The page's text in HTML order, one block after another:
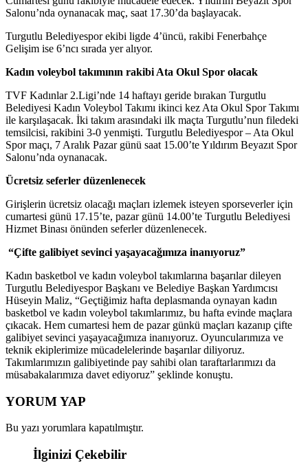
Salonu’nda oynanacak maç, saat 17.30’da başlayacak.
Turgutlu Belediyespor ekibi ligde 4’üncü, rakibi Fenerbahçe
Gelişim ise 6’ncı sırada yer alıyor.
Kadın voleybol takımının rakibi Ata Okul Spor olacak
TVF Kadınlar 2.Ligi’nde 14 haftayı geride bırakan Turgutlu
Belediyesi Kadın Voleybol Takımı ikinci kez Ata Okul Spor Takımı
ile karşılaşacak. İki takım arasındaki ilk maçta Turgutlu’nun filedeki
temsilcisi, rakibini 3-0 yenmişti. Turgutlu Belediyespor – Ata Okul
Spor maçı, 7 Aralık Pazar günü saat 15.00’te Yıldırım Beyazıt Spor
Salonu’nda oynanacak.
Ücretsiz seferler düzenlenecek
Girişlerin ücretsiz olacağı maçları izlemek isteyen sporseverler için
cumartesi günü 17.15’te, pazar günü 14.00’te Turgutlu Belediyesi
Hizmet Binası önünden seferler düzenlenecek.
“Çifte galibiyet sevinci yaşayacağımıza inanıyoruz”
Kadın basketbol ve kadın voleybol takımlarına başarılar dileyen
Turgutlu Belediyespor Başkanı ve Belediye Başkan Yardımcısı
Hüseyin Maliz, “Geçtiğimiz hafta deplasmanda oynayan kadın
basketbol ve kadın voleybol takımlarımız, bu hafta evinde maçlara
çıkacak. Hem cumartesi hem de pazar günkü maçları kazanıp çifte
galibiyet sevinci yaşayacağımıza inanıyoruz. Oyuncularımıza ve
teknik ekiplerimize mücadelelerinde başarılar diliyoruz.
Takımlarımızın galibiyetinde pay sahibi olan taraftarlarımızı da
müsabakalarımıza davet ediyoruz” şeklinde konuştu.
YORUM YAP
Bu yazı yorumlara kapatılmıştır.
İlginizi Çekebilir